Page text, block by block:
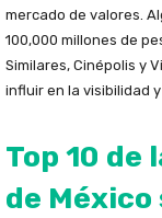
mercado de valores.
100,000 millones de
Similares, Cinépolis y
influir en la visibilidad
Top 10 de
de